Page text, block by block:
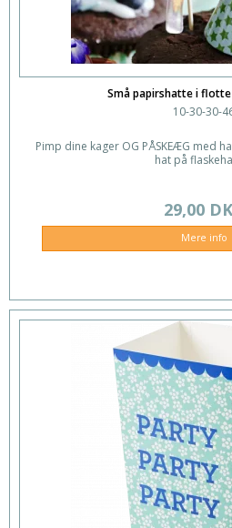
Små papirshatte i
10-30-30-
Pimp dine kager OG PÅSKEÆG med
hat på
29,00
Mere info